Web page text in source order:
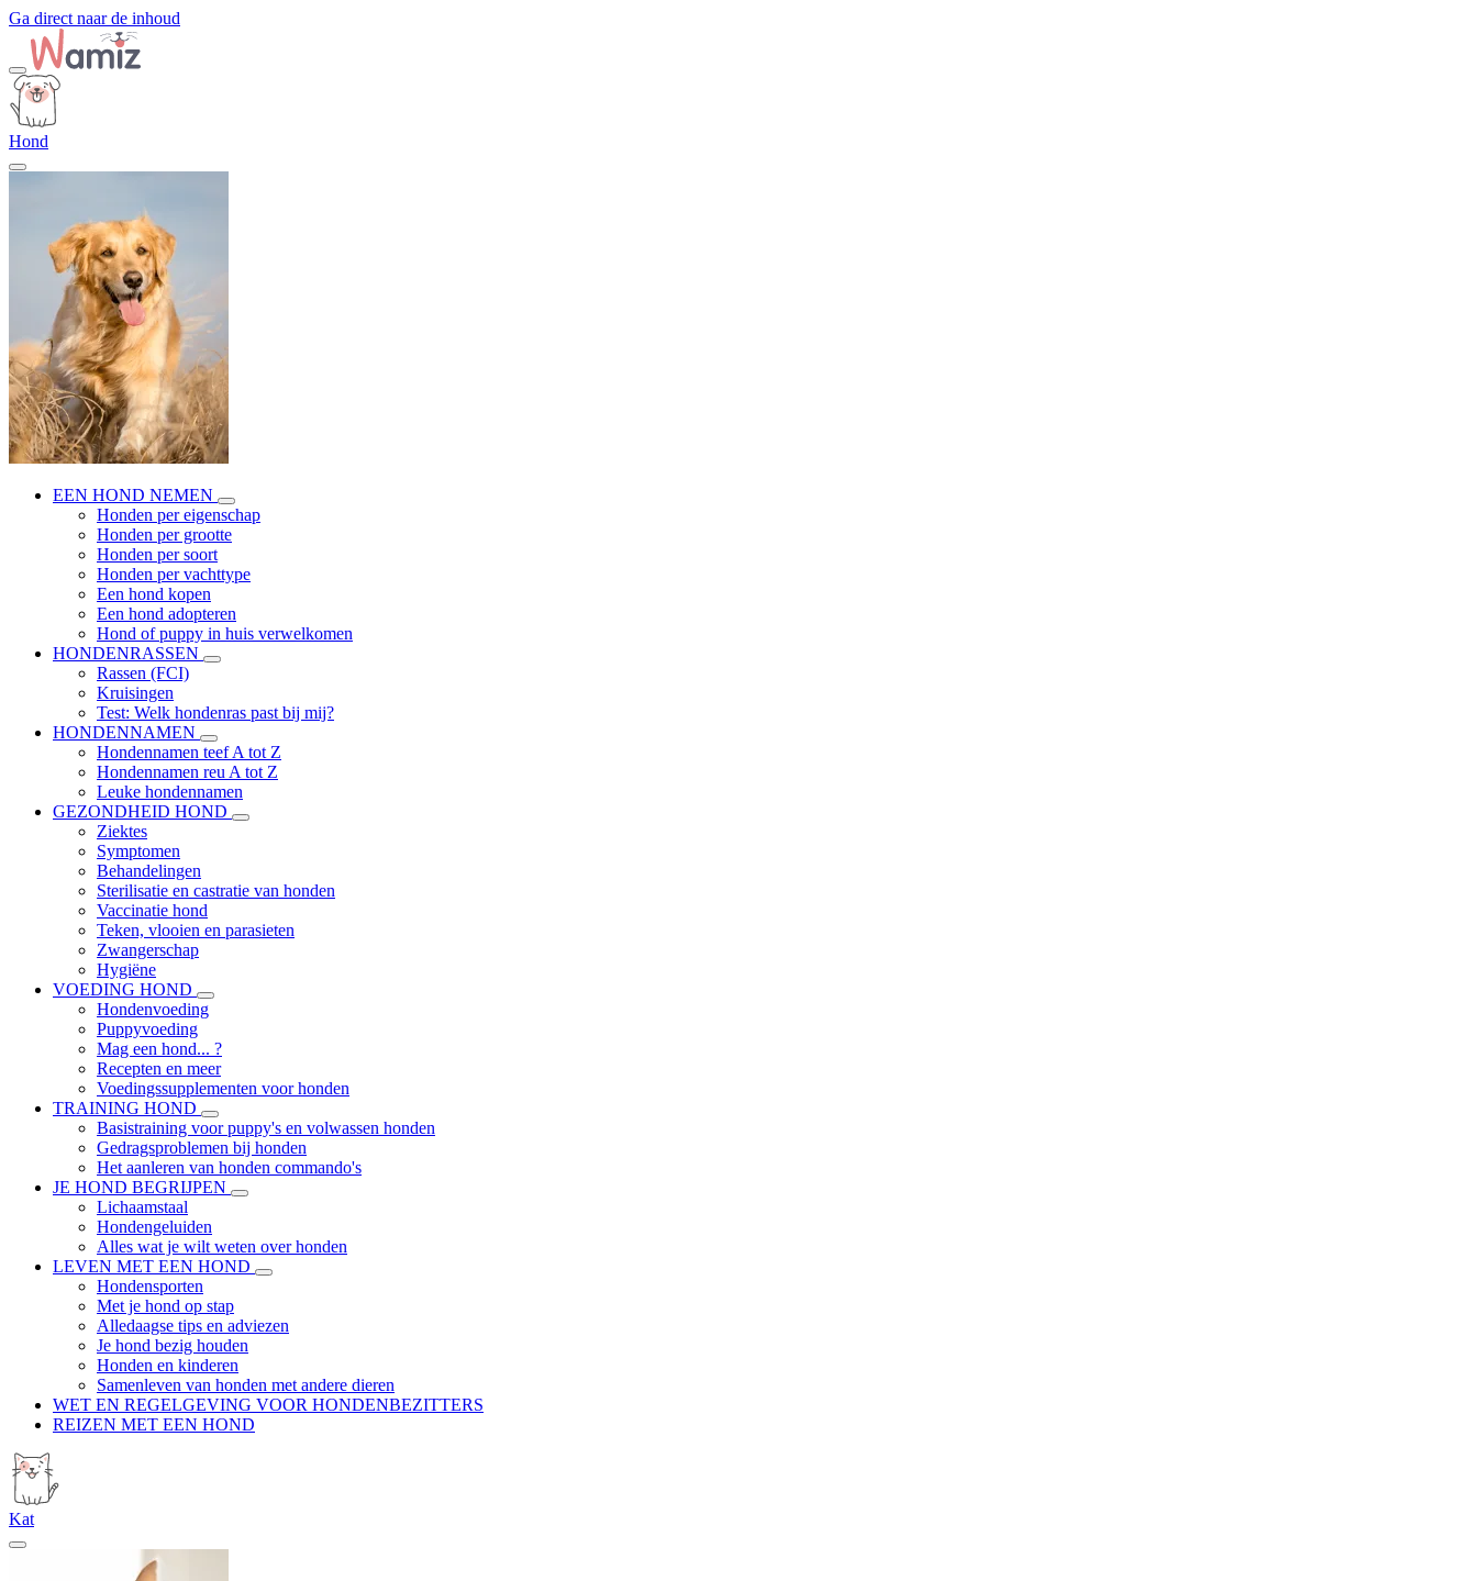
Ga direct naar de inhoud
Hond
EEN HOND NEMEN
Honden per eigenschap
Honden per grootte
Honden per soort
Honden per vachttype
Een hond kopen
Een hond adopteren
Hond of puppy in huis verwelkomen
HONDENRASSEN
Rassen (FCI)
Kruisingen
Test: Welk hondenras past bij mij?
HONDENNAMEN
Hondennamen teef A tot Z
Hondennamen reu A tot Z
Leuke hondennamen
GEZONDHEID HOND
Ziektes
Symptomen
Behandelingen
Sterilisatie en castratie van honden
Vaccinatie hond
Teken, vlooien en parasieten
Zwangerschap
Hygiëne
VOEDING HOND
Hondenvoeding
Puppyvoeding
Mag een hond... ?
Recepten en meer
Voedingssupplementen voor honden
TRAINING HOND
Basistraining voor puppy's en volwassen honden
Gedragsproblemen bij honden
Het aanleren van honden commando's
JE HOND BEGRIJPEN
Lichaamstaal
Hondengeluiden
Alles wat je wilt weten over honden
LEVEN MET EEN HOND
Hondensporten
Met je hond op stap
Alledaagse tips en adviezen
Je hond bezig houden
Honden en kinderen
Samenleven van honden met andere dieren
WET EN REGELGEVING VOOR HONDENBEZITTERS
REIZEN MET EEN HOND
Kat